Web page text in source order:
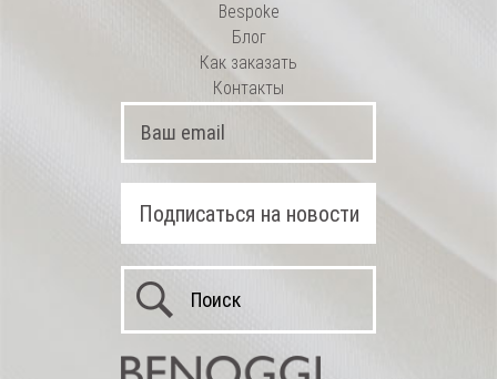
Bespoke
Блог
Как заказать
Контакты